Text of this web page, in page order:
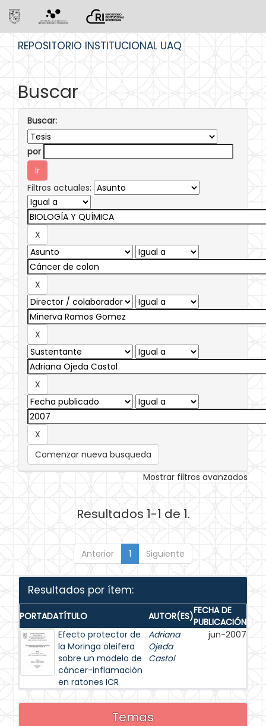
REPOSITORIO INSTITUCIONAL UAQ
Buscar
Buscar:
por
Filtros actuales:
Comenzar nueva busqueda
Mostrar filtros avanzados
Resultados 1-1 de 1.
Anterior 1 Siguiente
Resultados por ítem:
PORTADATÍTULO AUTOR(ES)FECHA DE
PUBLICACIÓN
Efecto protector de
la Moringa oleifera
sobre un modelo de
cáncer-inflamación
en ratones ICR
Adriana
Ojeda
Castol
jun-2007
Temas